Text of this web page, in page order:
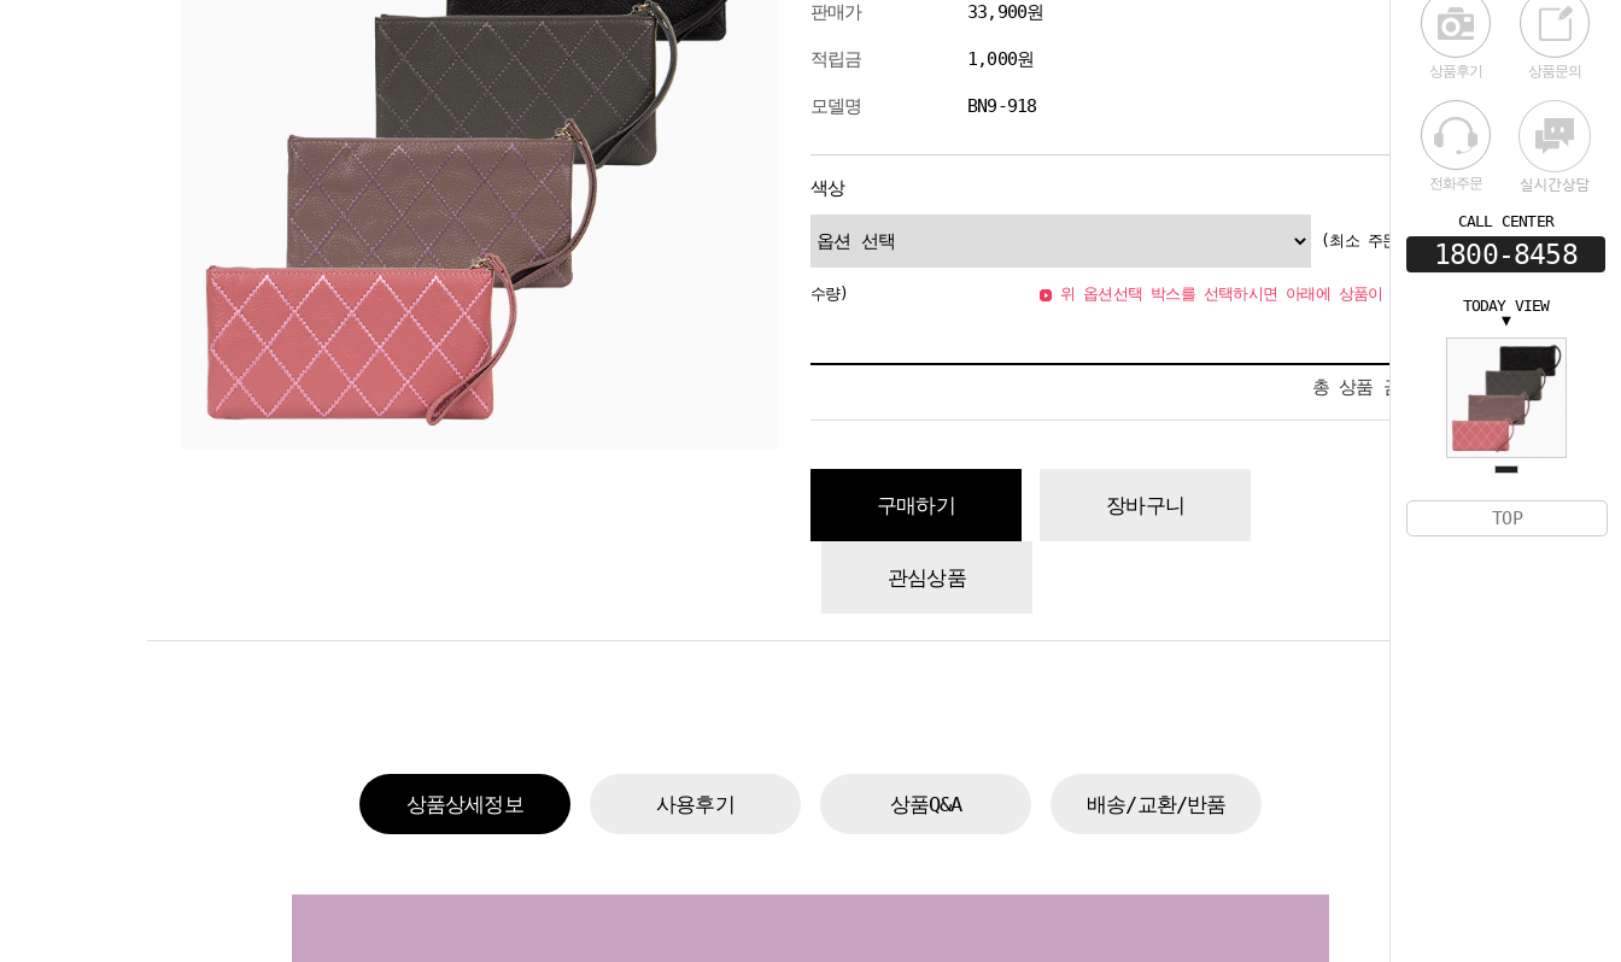
상품후기 상품문의
전화주문
CALL CENTER
1800-8458
TODAY VIEW
▼
TOP
판매가 33,900원
적립금 1,000원
모델명 BN9-918
색상
(최소 주문수량 1개
수량) 위 옵션선택 박스를 선택하시면 아래에 상품이 추가됩니다.
총 상품 금액
구매하기 장바구니
관심상품
상품상세정보 사용후기 상품Q&A 배송/교환/반품